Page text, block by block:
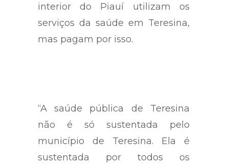
interior do Piauí utilizam os
serviços da saúde em Teresina,
mas pagam por isso.
“A saúde pública de Teresina
não é só sustentada pelo
município de Teresina. Ela é
sustentada por todos os